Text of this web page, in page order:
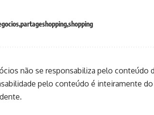
partageshoppingshopping
não se responsabiliza pelo conteúdo
pelo conteúdo é inteiramente